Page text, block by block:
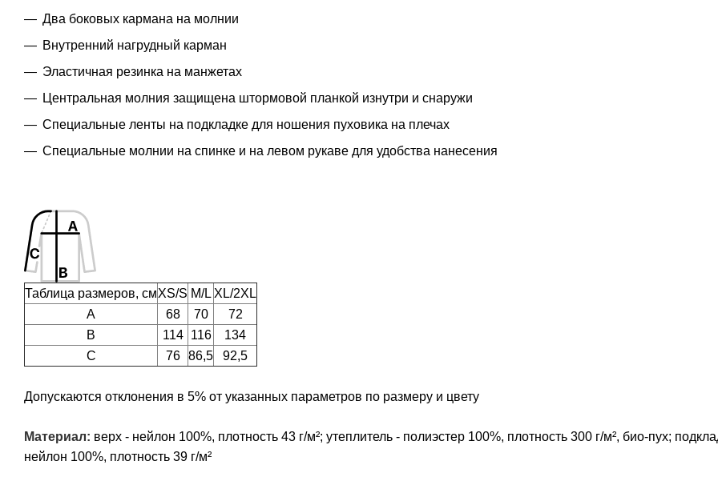
Два боковых кармана на молнии
Внутренний нагрудный карман
Эластичная резинка на манжетах
Центральная молния защищена штормовой планкой изнутри и снаружи
Специальные ленты на подкладке для ношения пуховика на плечах
Специальные молнии на спинке и на левом рукаве для удобства нанесения
Таблица размеров, смXS/S M/L XL/2XL
A
68 70
72
B
114 116
134
C
76 86,5 92,5
Допускаются отклонения в 5% от указанных параметров по размеру и цвету
Материал: верх - нейлон 100%, плотность 43 г/м²; утеплитель - полиэстер 100%, плотность 300 г/м², био-пух;
нейлон 100%, плотность 39 г/м²